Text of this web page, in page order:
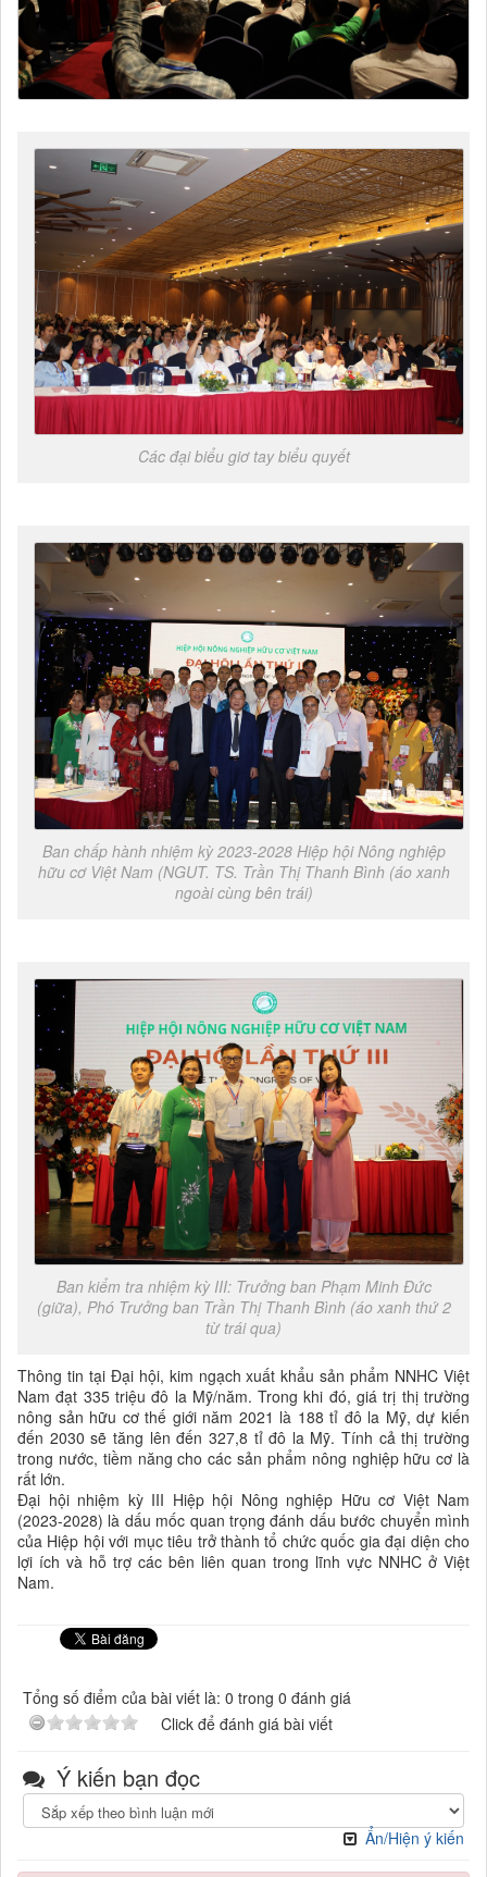
Các đại biểu giơ tay biểu quyết
Ban chấp hành nhiệm kỳ 2023-2028 Hiệp hội Nông nghiệp
hữu cơ Việt Nam (NGUT. TS. Trần Thị Thanh Bình (áo xanh
ngoài cùng bên trái)
Ban kiểm tra nhiệm kỳ III: Trưởng ban Phạm Minh Đức
(giữa), Phó Trưởng ban Trần Thị Thanh Bình (áo xanh thứ 2
từ trái qua)
Thông tin tại Đại hội, kim ngạch xuất khẩu sản phẩm NNHC Việt
Nam đạt 335 triệu đô la Mỹ/năm. Trong khi đó, giá trị thị trường
nông sản hữu cơ thế giới năm 2021 là 188 tỉ đô la Mỹ, dự kiến
đến 2030 sẽ tăng lên đến 327,8 tỉ đô la Mỹ. Tính cả thị trường
trong nước, tiềm năng cho các sản phẩm nông nghiệp hữu cơ là
rất lớn.
Đại hội nhiệm kỳ III Hiệp hội Nông nghiệp Hữu cơ Việt Nam
(2023-2028) là dấu mốc quan trọng đánh dấu bước chuyển mình
của Hiệp hội với mục tiêu trở thành tổ chức quốc gia đại diện cho
lợi ích và hỗ trợ các bên liên quan trong lĩnh vực NNHC ở Việt
Nam.
Tổng số điểm của bài viết là: 0 trong 0 đánh giá
Click để đánh giá bài viết
Ý kiến bạn đọc
Ẩn/Hiện ý kiến